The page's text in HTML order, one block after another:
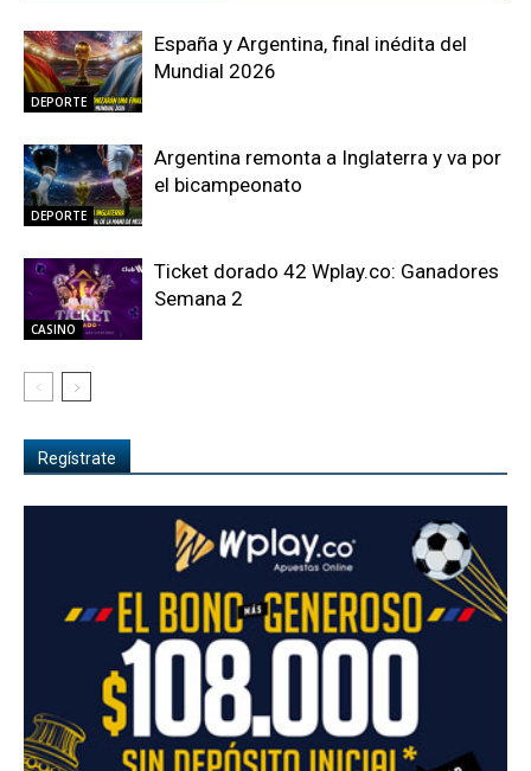
DEPORTE
España y Argentina, final inédita del
Mundial 2026
DEPORTE
Argentina remonta a Inglaterra y va por
el bicampeonato
CASINO
Ticket dorado 42 Wplay.co: Ganadores
Semana 2
Regístrate